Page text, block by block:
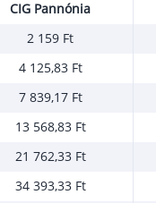
CIG Pannónia
2 159 Ft
4 125,83 Ft
7 839,17 Ft
13 568,83 Ft
21 762,33 Ft
34 393,33 Ft